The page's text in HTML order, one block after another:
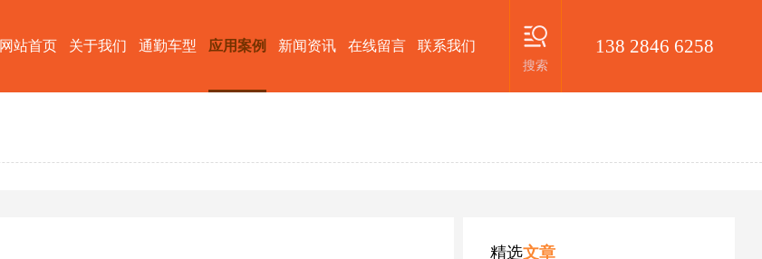
网站首页 关于我们 通勤车型 应用案例 新闻资讯 在线留言 联系我们
搜索
138 2846 6258
精选文章